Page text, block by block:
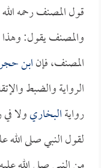
قول المصنف رحمه
والمصنف يقول:
المصنف، فإنابن
الرواية والضبط
روايةالبخاريولا
لقول النبي صلى الله